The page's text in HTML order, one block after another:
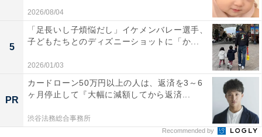
2026/08/04
5
「足長いし子煩悩だし」イケメンバレー選手、
子どもたちとのディズニーショットに「か...
2026/01/03
PR
カードローン50万円以上の人は、返済を3～6
ヶ月停止して『大幅に減額してから返済...
渋谷法務総合事務所
Recommended by